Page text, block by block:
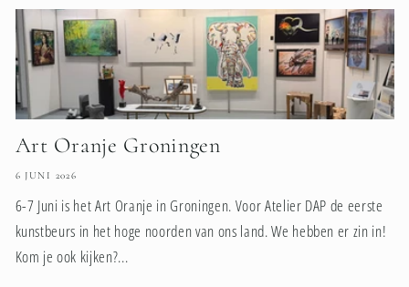
Art Oranje Groningen
6 JUNI 2026
6-7 Juni is het Art Oranje in Groningen. Voor Atelier DAP de eerste
kunstbeurs in het hoge noorden van ons land. We hebben er zin in!
Kom je ook kijken?...